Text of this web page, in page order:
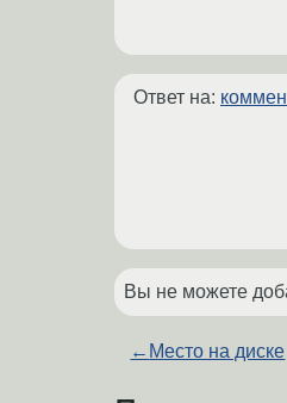
Ответ на:
Вы не можете
← Место на диске